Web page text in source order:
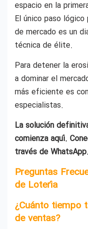
espacio en la
El único paso
de mercado es un
técnica de élite.
Para detener la
a dominar el
más eficiente es
especialistas.
La solución
comienza aquí.
través de WhatsApp.
Preguntas
de Lotería
¿Cuánto tiempo
de ventas?